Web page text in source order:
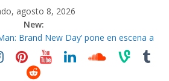
agosto 8, 2026
New:
gana protagonismo a la hora de
Brand New Day’ pone en escena a